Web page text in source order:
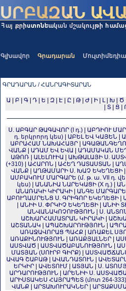
Գլխավոր Գրադարան Մուլտիմեդիա
ԳՐԱԴԱՐԱՆ / ՀԱՆՐԱԳԻՏԱՐԱՆ
Ա Բ Գ| Դ| Ե Զ| Է| Ը Թ| Ժ| Ի| Լ| Խ| Ծ
Տ Ց
Ս. ԱԲԳԱՐ ԹԱԳԱՎՈՐ (I դ.)|
ԱԲԴԻՈՒ
դ. երկրորդ կես)
ԱԲԵԼ ԵՎ ԿԱՅԵՆ
ԱԲՐԱՀԱՄ ՆԱԽԱՀԱՅՐ|
ՎԱՆՔ
ԱԴԱՄ ԵՎ ԵՎԱ
ԱԴԱՄԱԿԱՆ
ԱԹՈՌ| ԱԼԵԼՈՒԻԱ
ԱԽԹԱԼԱՅԻ Ս.
(+310)| ԱՀԱՐՈՆ ԱՀԵՂ ԴԱՏԱՍՏԱՆ
ՎԱՆՔ
ԱՂԹԱՄԱՐԻ Ս. ԽԱՉ ԵԿԵՂԵՑԻ
ԱՄԲԱԿՈՒՄ ՄԱՐԳԱՐԵ (մ. թ. ա. VII դ.
կես)
ԱՆԱՆԻԱ ՆԱՐԵԿԱՑԻ (X դ.)
ԱՆԱՌԱԿԻ ԿԻՐԱԿԻ|
ԱՆԳԵ ՄԱՐԳԱՐԵ
ԱԲՈՒՂԱՄՐԵՆՑ Ս. ԳՐԻԳՈՐ ԵԿԵՂԵՑԻ|
ԱՆԻԻ Ս. ՓՐԿԻՉ ԵԿԵՂԵՑԻ
ԱՆԻԻ
ԱՆՎԱՆԱԿՈՉՈՒԹՅՈՒՆ
Ս.
ԱՇԽԱՐՀԱՄԱՏՐԱՆ ԿԻՐԱԿԻ
ԱՇՏԱՆԱԿ
ԱՊԱՇԽԱՐՈՒԹՅՈՒՆ
ԱՌԱՋԱՎՈՐԱՑ ՊԱՀՔ
ԱՌԱՔԵԼ
ԱՌԱՔԻՆՈՒԹՅՈՒՆ
ԱՌԱՔՅԱԼՆԵՐ
ԱՍՏՎԱԾ
ԱՍՏՎԱԾԱԲԱՆՈՒԹՅՈՒՆ
ՄԱՏՅԱՆ (ՍՈՒՐԲ ԳԻՐՔ)|
ԱՎԱԳ ՇԱԲԱԹ
ԱՎԱՆԴԱՏՈՒՆ
ԵՐԿԻՐ| ԱՎԵՏՈՒՄ| ԱՏՅԱՆ
Ս.
ԱՐԴԱՐՈՒԹՅՈՒՆ
ԱՐԵՆԻԻ Ս.
ԱՐԻՍՏԱԿԵՍ ՀԱՅՐԱՊԵՏ (մոտ 264-333)
ՎԱՆՔ
ԱՐՏԱԽՈՒՐԱԿՆԵՐ|